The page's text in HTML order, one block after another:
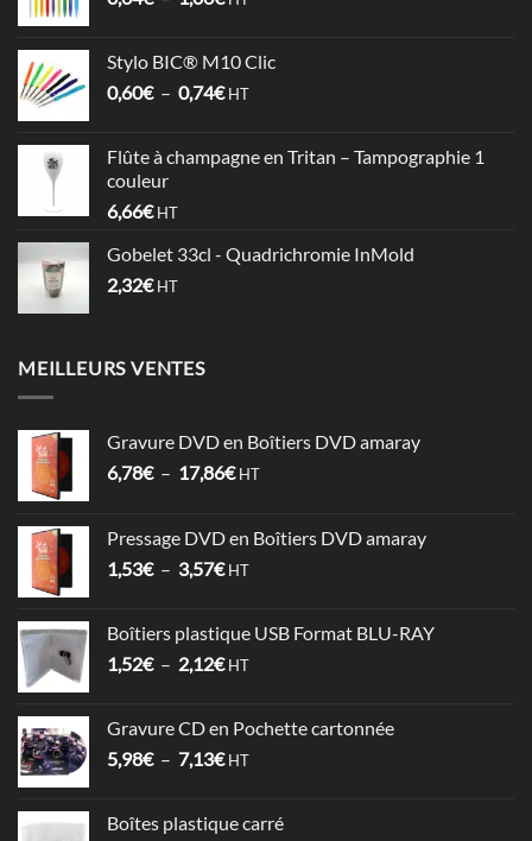
0,64€
à
Stylo BIC® M10 Clic
0,60€ – 0,74€Plage
0,60€
HT
Flûte à champagne en Tritan – Tampographie 1
couleur
6,66€ HT
Gobelet 33cl - Quadrichromie InMold
2,32€ HT
MEILLEURS VENTES
Gravure DVD en Boîtiers DVD amaray
6,78€ – 17,86€Plage
6,78€
à
HT
Pressage DVD en Boîtiers DVD amaray
1,53€ – 3,57€Plage
1,53€
à
HT
Boîtiers plastique USB Format BLU-RAY
1,52€ – 2,12€Plage
1,52€
à
HT
Gravure CD en Pochette cartonnée
5,98€ – 7,13€Plage
5,98€
HT
Boîtes plastique carré